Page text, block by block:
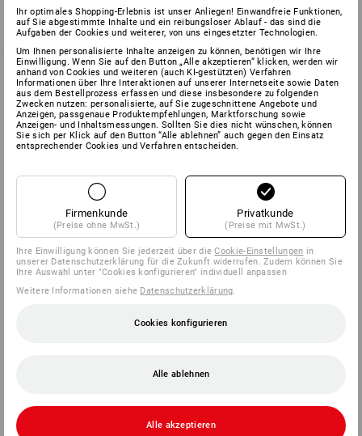
SERVICE 02 400 27 64
UNTERNEHMEN
INFORMATIONEN
ZAHLARTEN
Ihr optimales Shopping-Erlebnis ist unser Anliegen! Einwandfreie Funktionen,
auf Sie abgestimmte Inhalte und ein reibungsloser Ablauf - das sind die
Aufgaben der Cookies und weiterer, von uns eingesetzter Technologien.
Um Ihnen personalisierte Inhalte anzeigen zu können, benötigen wir Ihre
Einwilligung. Wenn Sie auf den Button „Alle akzeptieren“ klicken, werden wir
anhand von Cookies und weiteren (auch KI-gestützten) Verfahren
Informationen über Ihre Interaktionen auf unserer Internetseite sowie Daten
aus dem Bestellprozess erfassen und diese insbesondere zu folgenden
Zwecken nutzen: personalisierte, auf Sie zugeschnittene Angebote und
Anzeigen, passgenaue Produktempfehlungen, Marktforschung sowie
Anzeigen- und Inhaltsmessungen. Sollten Sie dies nicht wünschen, können
Sie sich per Klick auf den Button “Alle ablehnen” auch gegen den Einsatz
entsprechender Cookies und Verfahren entscheiden.
Firmenkunde
(Preise ohne MwSt.)
Privatkunde
(Preise mit MwSt.)
Ihre Einwilligung können Sie jederzeit über dieCookie-Einstellungen in
unserer Datenschutzerklärung für die Zukunft widerrufen. Zudem können Sie
Ihre Auswahl unter "Cookies konfigurieren" individuell anpassen
Weitere Informationen siehe Datenschutzerklärung
Cookies konfigurieren
Alle ablehnen
Alle akzeptieren